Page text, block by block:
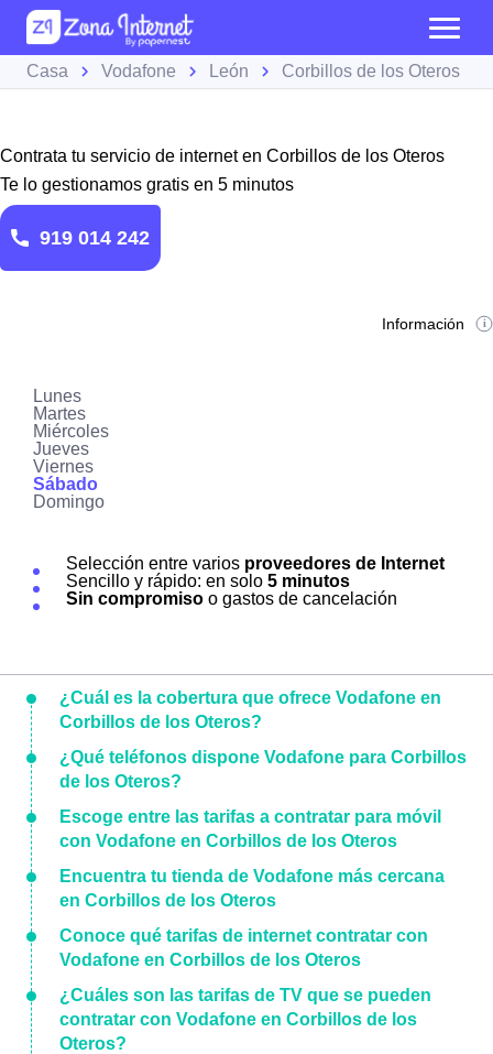
Casa Vodafone León Corbillos de los Oteros
Contrata tu servicio de internet en Corbillos de los Oteros
Te lo gestionamos gratis en 5 minutos
919 014 242
Información
Lunes
Martes
Miércoles
Jueves
Viernes
Sábado
Domingo
Selección entre varios proveedores de Internet
Sencillo y rápido: en solo 5 minutos
Sin compromiso o gastos de cancelación
¿Cuál es la cobertura que ofrece Vodafone en
Corbillos de los Oteros?
¿Qué teléfonos dispone Vodafone para Corbillos
de los Oteros?
Escoge entre las tarifas a contratar para móvil
con Vodafone en Corbillos de los Oteros
Encuentra tu tienda de Vodafone más cercana
en Corbillos de los Oteros
Conoce qué tarifas de internet contratar con
Vodafone en Corbillos de los Oteros
¿Cuáles son las tarifas de TV que se pueden
contratar con Vodafone en Corbillos de los
Oteros?